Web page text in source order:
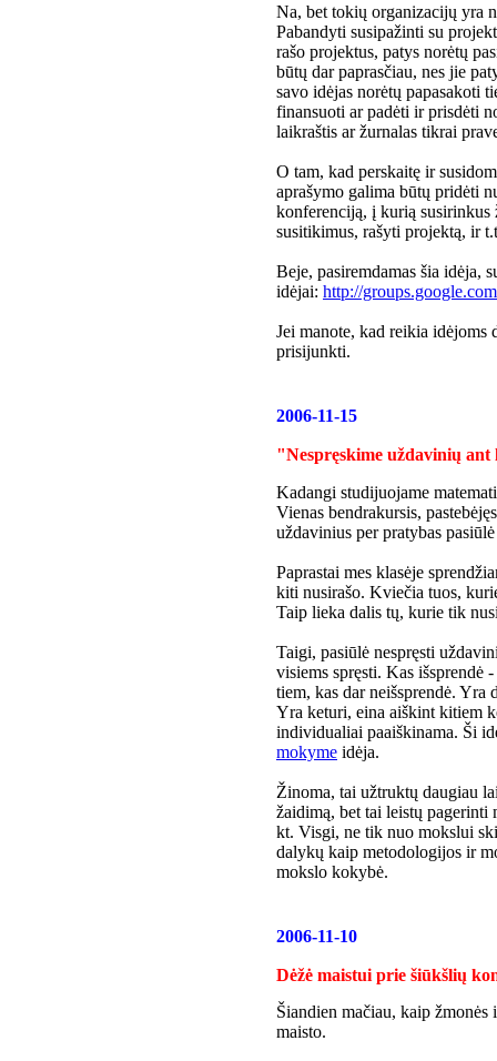
Na, bet tokių organizacijų yra
Pabandyti susipažinti su
rašo projektus, patys norėtų
būtų dar paprasčiau, nes jie
savo idėjas norėtų papasakoti
finansuoti ar padėti ir prisdėti
laikraštis ar žurnalas tikrai
O tam, kad perskaitę ir
aprašymo galima būtų pridėti
konferenciją, į kurią
susitikimus, rašyti projektą, ir
Beje, pasiremdamas šia idėja,
idėjai: http://
Jei manote, kad reikia idėjoms
prisijunkti.
2006-11-15
"Nespręskime uždavinių ant
Kadangi studijuojame
Vienas bendrakursis,
uždavinius per pratybas
Paprastai mes klasėje
kiti nusirašo. Kviečia tuos,
Taip lieka dalis tų, kurie tik
Taigi, pasiūlė nespręsti
visiems spręsti. Kas išsprendė
tiem, kas dar neišsprendė.
Yra keturi, eina aiškint kitiem
individualiai paaiškinama. Ši
mokyme idėja.
Žinoma, tai užtruktų daugiau
žaidimą, bet tai leistų
kt. Visgi, ne tik nuo mokslui
dalykų kaip metodologijos ir
mokslo kokybė.
2006-11-10
Dėžė maistui prie šiūkšlių
Šiandien mačiau, kaip
maisto.